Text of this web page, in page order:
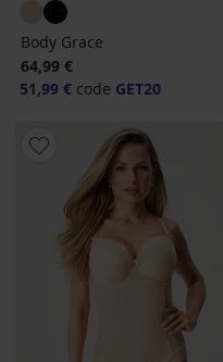
Body Grace
64,99 €
51,99 € code GET20